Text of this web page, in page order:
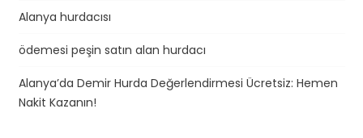
Alanya hurdacısı
ödemesi peşin satın alan hurdacı
Alanya’da Demir Hurda Değerlendirmesi Ücretsiz: Hemen
Nakit Kazanın!